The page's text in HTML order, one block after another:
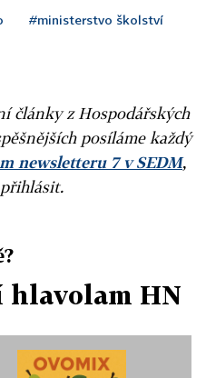
#ministerstvo školství
články z Hospodářských
posíláme každý
newsletteru 7 v SEDM,
hlavolam HN